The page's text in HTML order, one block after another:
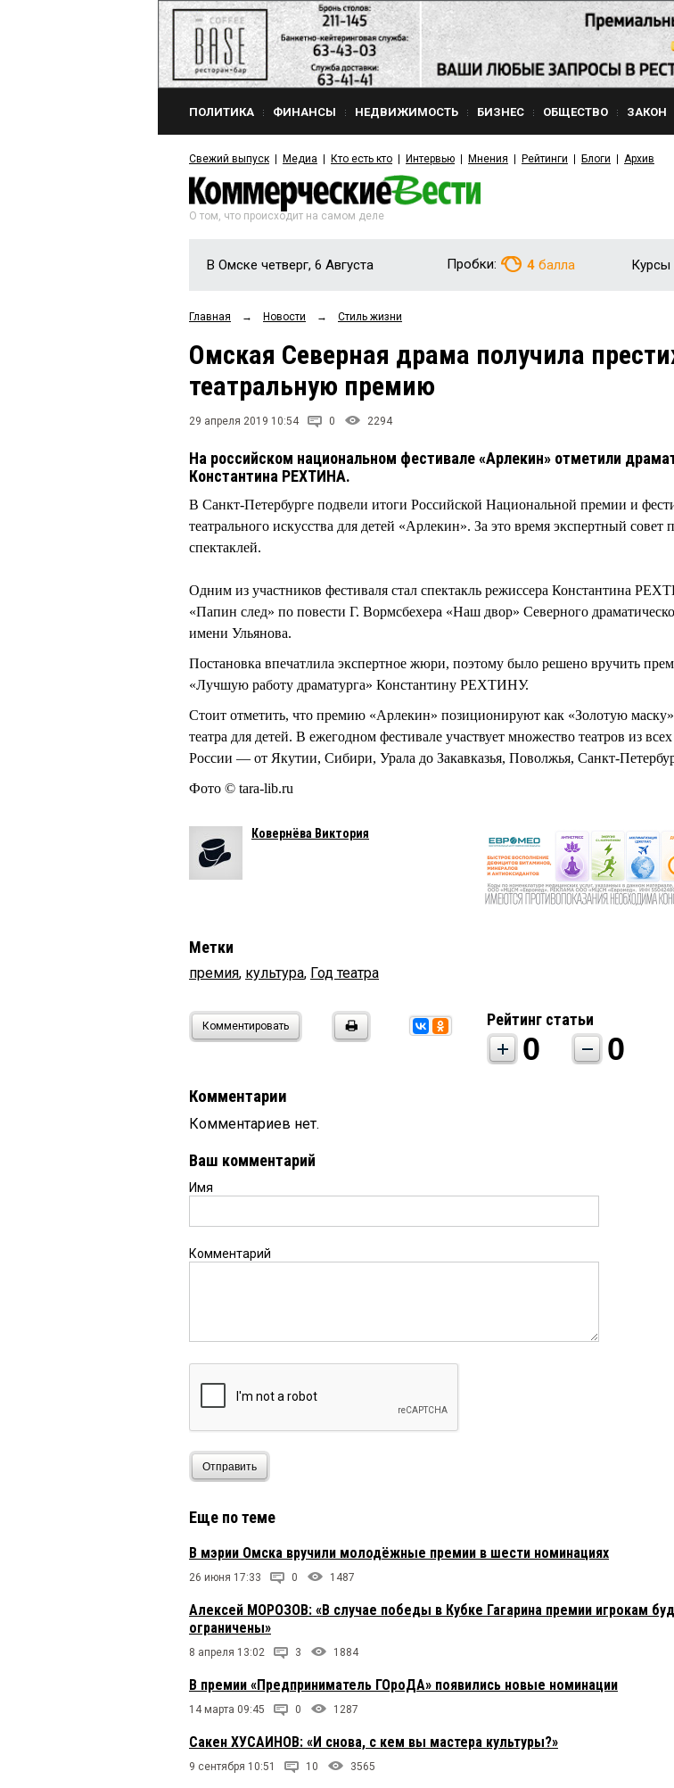
ПОЛИТИКА ФИНАНСЫ НЕДВИЖИМОСТЬ БИЗНЕС ОБЩЕСТВО ЗАКОН
Свежий выпуск Медиа Кто есть кто Интервью Мнения Рейтинги Блоги Архив
О том, что происходит на самом деле
В Омске четверг, 6 Августа Пробки: 4 балла
Главная → Новости → Стиль жизни
Омская Северная драма получила
театральную премию
29 апреля 2019 10:54 0 2294
На российском национальном фестивале «Арлекин» отметили
Константина РЕХТИНА.
В Санкт-Петербурге подвели итоги Российской Национальной премии и
театрального искусства для детей «Арлекин». За это время экспертный совет
спектаклей.
Одним из участников фестиваля стал спектакль режиссера Константина
«Папин след» по повести Г. Вормсбехера «Наш двор» Северного
имени Ульянова.
Постановка впечатлила экспертное жюри, поэтому было решено вручить
«Лучшую работу драматурга» Константину РЕХТИНУ.
Стоит отметить, что премию «Арлекин» позиционируют как «Золотую маску»
театра для детей. В ежегодном фестивале участвует множество театров из
России — от Якутии, Сибири, Урала до Закавказья, Поволжья, Санкт-
Фото © tara-lib.ru
Ковернёва Виктория
Метки
премия, культура, Год театра
Комментировать Рейтинг статьи
0 0
Комментарии
Комментариев нет.
Ваш комментарий
Имя
Комментарий
Отправить
Еще по теме
В мэрии Омска вручили молодёжные премии в шести номинациях
26 июня 17:33 0 1487
Алексей МОРОЗОВ: «В случае победы в Кубке Гагарина премии игрокам
ограничены»
8 апреля 13:02 3 1884
В премии «Предприниматель ГОроДА» появились новые номинации
14 марта 09:45 0 1287
Сакен ХУСАИНОВ: «И снова, с кем вы мастера культуры?»
9 сентября 10:51 10 3565